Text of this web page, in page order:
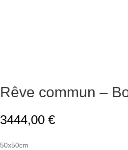
Rêve commun –
3444,00 €
50x50cm